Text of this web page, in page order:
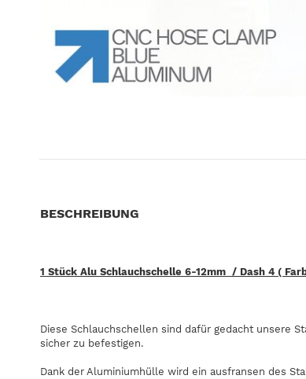
BESCHREIBUNG
1 Stück Alu Schlauchschelle 6-12mm / Dash 4 (
Diese Schlauchschellen sind dafür gedacht unsere
sicher zu befestigen.
Dank der Aluminiumhülle wird ein ausfransen des